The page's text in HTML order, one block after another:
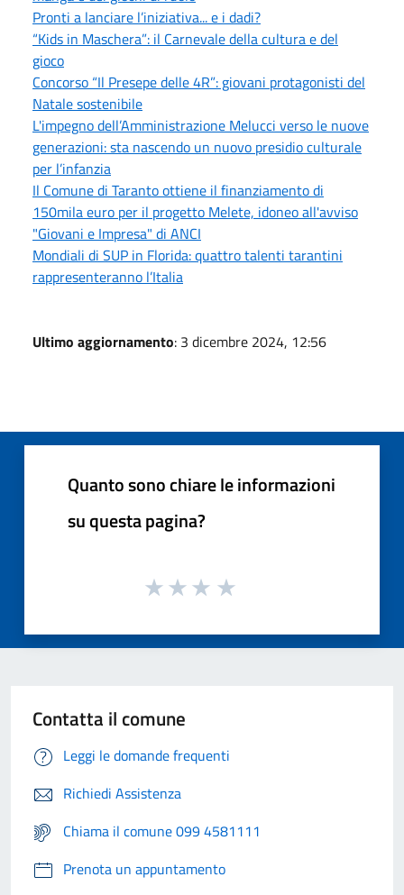
Pronti a lanciare l’iniziativa... e i dadi?
“Kids in Maschera”: il Carnevale della cultura e del
gioco
Concorso “Il Presepe delle 4R”: giovani protagonisti del
Natale sostenibile
L'impegno dell’Amministrazione Melucci verso le nuove
generazioni: sta nascendo un nuovo presidio culturale
per l’infanzia
Il Comune di Taranto ottiene il finanziamento di
150mila euro per il progetto Melete, idoneo all'avviso
"Giovani e Impresa" di ANCI
Mondiali di SUP in Florida: quattro talenti tarantini
rappresenteranno l’Italia
Ultimo aggiornamento: 3 dicembre 2024, 12:56
Quanto sono chiare le informazioni
su questa pagina?
Contatta il comune
Leggi le domande frequenti
Richiedi Assistenza
Chiama il comune 099 4581111
Prenota un appuntamento